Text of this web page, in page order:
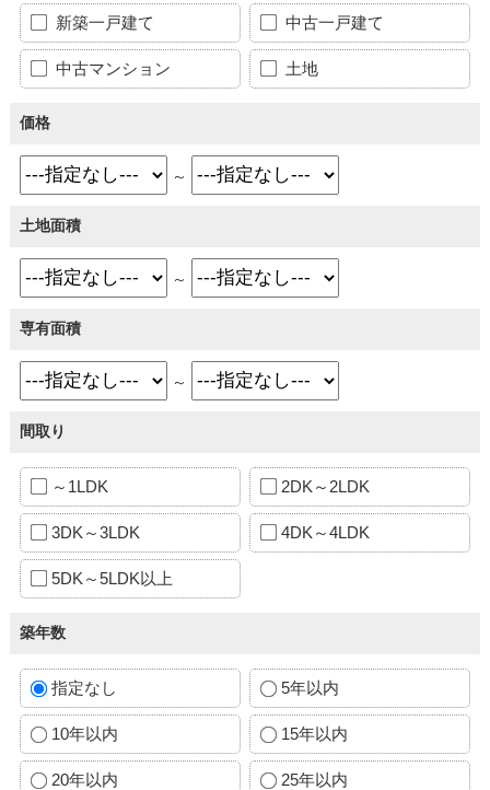
新築一戸建て 中古一戸建て
中古マンション 土地
価格
～
土地面積
～
専有面積
～
間取り
～1LDK 2DK～2LDK
3DK～3LDK 4DK～4LDK
5DK～5LDK以上
築年数
指定なし 5年以内
10年以内 15年以内
20年以内 25年以内